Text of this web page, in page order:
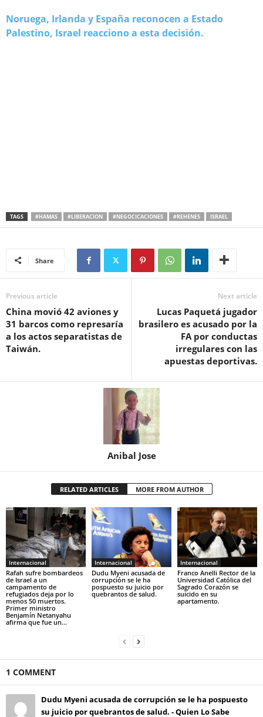
Noruega, Irlanda y España reconocen a Estado
Palestino, Israel reacciono a esta decisión.
TAGS #HAMAS #LIBERACION #NEGOCICACIONES #REHENES ISRAEL
Share
Previous article
China movió 42 aviones y
31 barcos como represaría
a los actos separatistas de
Taiwán.
Next article
Lucas Paquetá jugador
brasilero es acusado por la
FA por conductas
irregulares con las
apuestas deportivas.
Anibal Jose
RELATED ARTICLES MORE FROM AUTHOR
Internacional
Rafah sufre bombardeos
de Israel a un
campamento de
refugiados deja por lo
menos 50 muertos.
Primer ministro
Benjamín Netanyahu
afirma que fue un...
Internacional
Dudu Myeni acusada de
corrupción se le ha
pospuesto su juicio por
quebrantos de salud.
Internacional
Franco Anelli Rector de la
Universidad Católica del
Sagrado Corazón se
suicido en su
apartamento.
1 COMMENT
Dudu Myeni acusada de corrupción se le ha pospuesto
su juicio por quebrantos de salud. - Quien Lo Sabe